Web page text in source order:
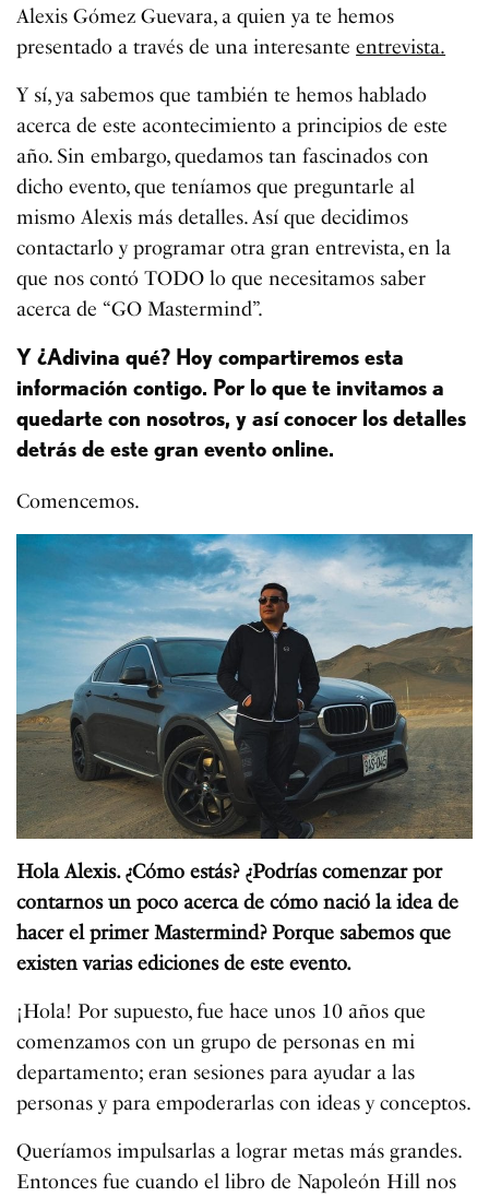
Alexis Gómez Guevara, a quien ya te hemos
presentado a través de una interesanteentrevista.
Y sí, ya sabemos que también te hemos hablado
acerca de este acontecimiento a principios de este
año. Sin embargo, quedamos tan fascinados con
dicho evento, que teníamos que preguntarle al
mismo Alexis más detalles. Así que decidimos
contactarlo y programar otra gran entrevista, en la
que nos contó TODO lo que necesitamos saber
acerca de “GO Mastermind”.
Y ¿Adivina qué? Hoy compartiremos esta
información contigo. Por lo que te invitamos a
quedarte con nosotros, y así conocer los detalles
detrás de este gran evento online.
Comencemos.
Hola Alexis. ¿Cómo estás? ¿Podrías comenzar por
contarnos un poco acerca de cómo nació la idea de
hacer el primer Mastermind? Porque sabemos que
existen varias ediciones de este evento.
¡Hola! Por supuesto, fue hace unos 10 años que
comenzamos con un grupo de personas en mi
departamento; eran sesiones para ayudar a las
personas y para empoderarlas con ideas y conceptos.
Queríamos impulsarlas a lograr metas más grandes.
Entonces fue cuando el libro de Napoleón Hill nos